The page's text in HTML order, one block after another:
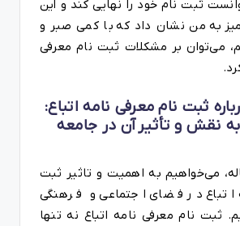
ثبت نام خود را نهایی کند و این
به من نشان داد که با کمی صبر و
می‌توان بر مشکلات ثبت نام معرفی
ثبت نام معرفی نامه اتباع:
نقش و تأثیر آن در جامعه
می‌خواهیم به اهمیت و تاثیر ثبت
اتباع در فضای اجتماعی و فرهنگی
ثبت نام معرفی نامه اتباع نه تنها